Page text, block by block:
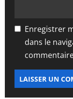
Enregistrer
dans le